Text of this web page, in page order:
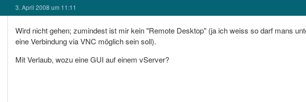
3. April 2008 um 11:11
Wird nicht gehen; zumindest ist mir kein "Remote Desktop" (ja ich weiss so darf mans
eine Verbindung via VNC möglich sein soll).
Mit Verlaub, wozu eine GUI auf einem vServer?